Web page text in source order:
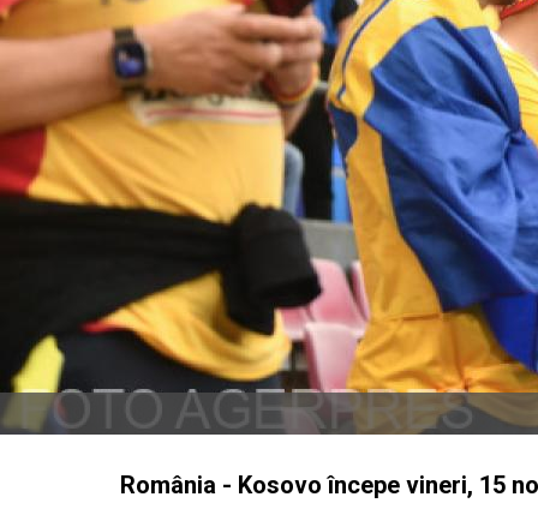
România - Kosovo începe vineri, 15